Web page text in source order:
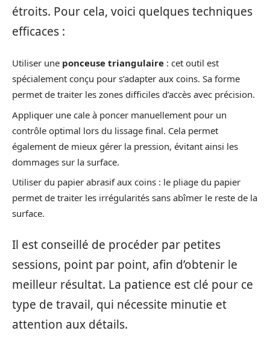
étroits. Pour cela, voici quelques techniques
efficaces :
Utiliser une ponceuse triangulaire : cet outil est
spécialement conçu pour s’adapter aux coins. Sa forme
permet de traiter les zones difficiles d’accès avec précision.
Appliquer une cale à poncer manuellement pour un
contrôle optimal lors du lissage final. Cela permet
également de mieux gérer la pression, évitant ainsi les
dommages sur la surface.
Utiliser du papier abrasif aux coins : le pliage du papier
permet de traiter les irrégularités sans abîmer le reste de la
surface.
Il est conseillé de procéder par petites
sessions, point par point, afin d’obtenir le
meilleur résultat. La patience est clé pour ce
type de travail, qui nécessite minutie et
attention aux détails.